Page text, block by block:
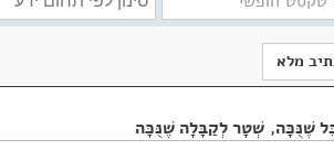
מלא
שֶׁנֻּכָּה, שְׁטָר לְקַבָּלָה שֶׁנֻּכָּה